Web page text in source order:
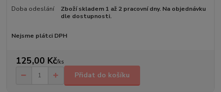
Doba odeslání
Zboží skladem 1 až 2 pracovní dny. Na objednávku
dle dostupnosti.
Nejsme plátci DPH
125,00 Kč/ks
Přidat do košíku